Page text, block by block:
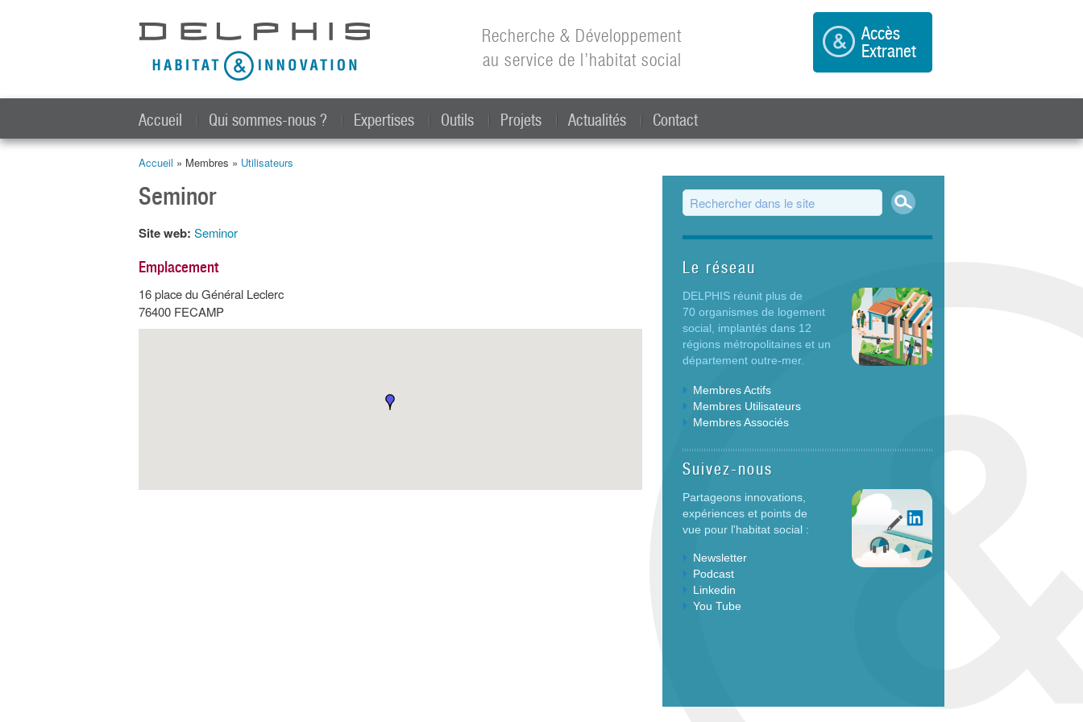
contenu
principal
Recherche & Développement
au service de l’habitat social
Accès
Extranet
Accueil Qui sommes-nous ? Expertises Outils Projets Actualités Contact
Accueil » Membres » Utilisateurs
Seminor
Site web: Seminor
Emplacement
16 place du Général Leclerc
76400 FECAMP
Formulaire de recherche
Rechercher
Le réseau
DELPHIS réunit plus de
70 organismes de logement
social, implantés dans 12
régions métropolitaines et un
département outre-mer.
Membres Actifs
Membres Utilisateurs
Membres Associés
Suivez-nous
Partageons innovations,
expériences et points de
vue pour l'habitat social :
Newsletter
Podcast
Linkedin
You Tube